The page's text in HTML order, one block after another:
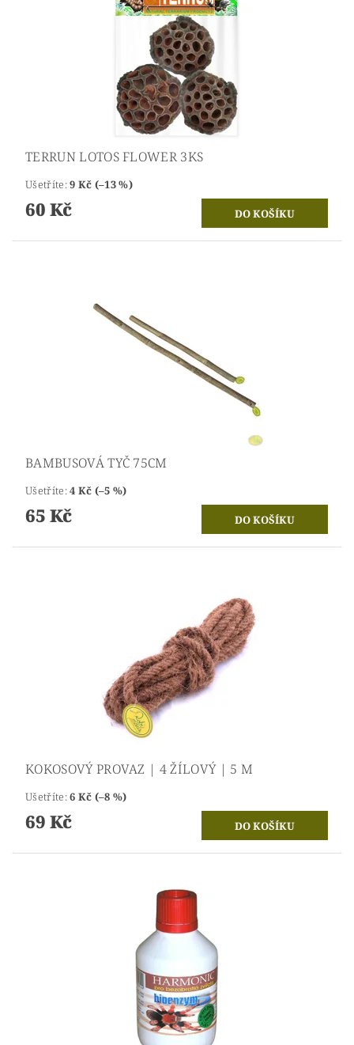
TERRUN LOTOS FLOWER 3KS
Ušetříte:9 Kč (–13 %)
60 Kč
BAMBUSOVÁ TYČ 75CM
Ušetříte:4 Kč (–5 %)
65 Kč
KOKOSOVÝ PROVAZ | 4 ŽÍLOVÝ | 5 M
Ušetříte:6 Kč (–8 %)
69 Kč